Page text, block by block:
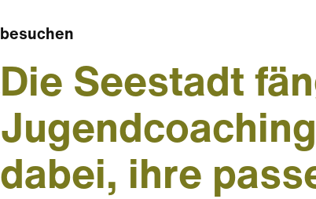
besuchen
Die Seestadt
dabei, ihre